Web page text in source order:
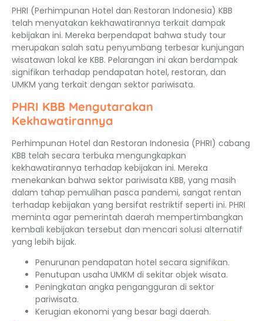
PHRI (Perhimpunan Hotel dan Restoran Indonesia) KBB
telah menyatakan kekhawatirannya terkait dampak
kebijakan ini. Mereka berpendapat bahwa study tour
merupakan salah satu penyumbang terbesar kunjungan
wisatawan lokal ke KBB. Pelarangan ini akan berdampak
signifikan terhadap pendapatan hotel, restoran, dan
UMKM yang terkait dengan sektor pariwisata.
PHRI KBB Mengutarakan
Kekhawatirannya
Perhimpunan Hotel dan Restoran Indonesia (PHRI) cabang
KBB telah secara terbuka mengungkapkan
kekhawatirannya terhadap kebijakan ini. Mereka
menekankan bahwa sektor pariwisata KBB, yang masih
dalam tahap pemulihan pasca pandemi, sangat rentan
terhadap kebijakan yang bersifat restriktif seperti ini. PHRI
meminta agar pemerintah daerah mempertimbangkan
kembali kebijakan tersebut dan mencari solusi alternatif
yang lebih bijak.
Penurunan pendapatan hotel secara signifikan.
Penutupan usaha UMKM di sekitar objek wisata.
Peningkatan angka pengangguran di sektor
pariwisata.
Kerugian ekonomi yang besar bagi daerah.